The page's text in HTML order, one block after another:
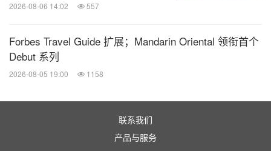
米的270°全景天际宴会厅，以及多功能会议室，搭载
先进视听设备，满足各类高端会议、社交活动需求；
等休闲设施，让宾客在旅程中寻得身心舒展的静谧天
2026-08-06 14:02 557
Forbes Travel Guide 扩展；Mandarin Oriental 领衔首个
Debut 系列
2026-08-05 19:00 1158
联系我们
产品与服务